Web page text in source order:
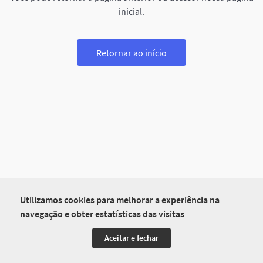
Utilizamos cookies para melhorar a experiência na
navegação e obter estatísticas das visitas
Aceitar e fechar
inicial.
Retornar ao início